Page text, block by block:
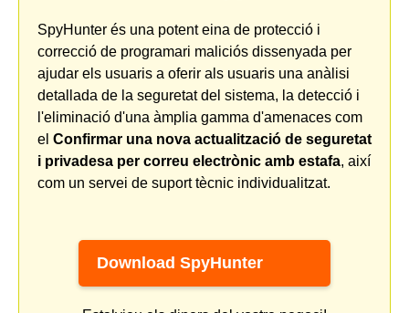
SpyHunter és una potent eina de protecció i
correcció de programari maliciós dissenyada per
ajudar els usuaris a oferir als usuaris una anàlisi
detallada de la seguretat del sistema, la detecció i
l'eliminació d'una àmplia gamma d'amenaces com
el Confirmar una nova actualització de seguretat
i privadesa per correu electrònic amb estafa, així
com un servei de suport tècnic individualitzat.
Download SpyHunter